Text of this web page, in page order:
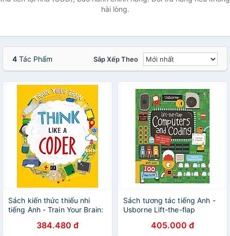
hài lòng.
4 Tác Phẩm Sắp Xếp Theo
Sách kiến thức thiếu nhi
tiếng Anh - Train Your Brain:
384.480 đ
Sách tương tác tiếng Anh -
Usborne Lift-the-flap
405.000 đ